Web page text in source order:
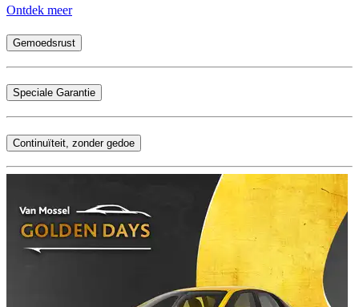
Ontdek meer
Gemoedsrust
Speciale Garantie
Continuïteit, zonder gedoe